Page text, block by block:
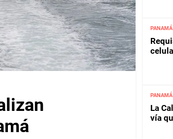
PANAMÁ
PANAMÁ
La
vía